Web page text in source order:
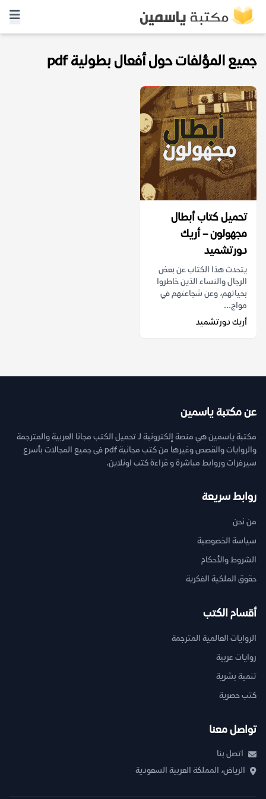
جميع المؤلفات حول أفعال بطولية pdf
تحميل كتاب أبطال
مجهولون – أريك
دورتشميد
يتحدث هذا الكتاب عن بعض
الرجال والنساء الذين خاطروا
بحياتهم، وعن شجاعتهم في
مواج...
أريك دورتشميد
عن مكتبة ياسمين
مكتبة ياسمين هي منصة إلكترونية لـ تحميل الكتب مجانا العربية والمترجمة
والروايات والقصص وغيرها من كتب مجانية pdf فى جميع المجالات بأسرع
سيرفرات وروابط مباشرة و قراءة كتب اونلاين.
روابط سريعة
من نحن
سياسة الخصوصية
الشروط والأحكام
حقوق الملكية الفكرية
أقسام الكتب
الروايات العالمية المترجمة
روايات عربية
تنمية بشرية
كتب حصرية
تواصل معنا
اتصل بنا
الرياض، المملكة العربية السعودية